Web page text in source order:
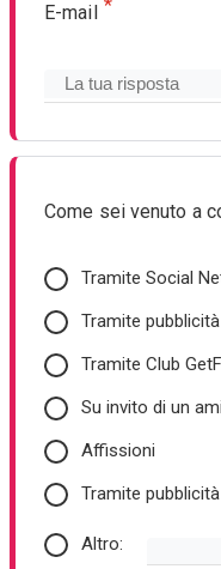
E-mail *
Come sei venuto a
Tramite Social
Tramite
Tramite Club
Su invito di un
Affissioni
Tramite
Altro: